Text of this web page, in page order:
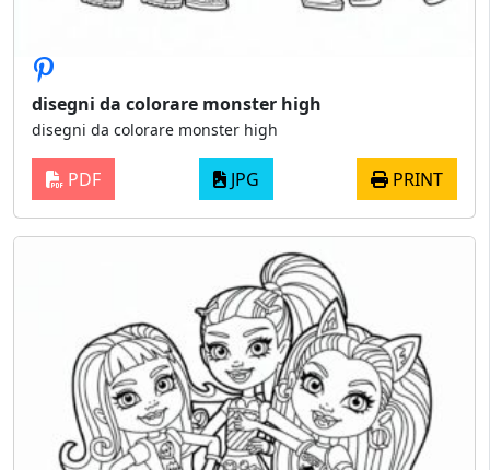
disegni da colorare monster high
disegni da colorare monster high
PDF JPG PRINT